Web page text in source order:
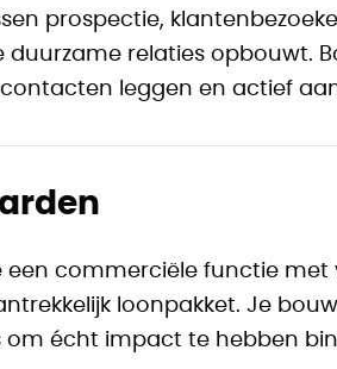
prospectie,
relaties opbouwt.
leggen en actief
een commerciële functie met
loonpakket. Je
om écht impact te hebben